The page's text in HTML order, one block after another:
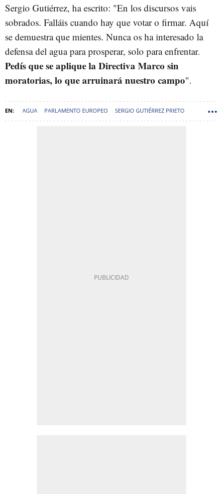
Sergio Gutiérrez, ha escrito: "En los discursos vais
sobrados. Falláis cuando hay que votar o firmar. Aquí
se demuestra que mientes. Nunca os ha interesado la
defensa del agua para prosperar, solo para enfrentar.
Pedís que se aplique la Directiva Marco sin
moratorias, lo que arruinará nuestro campo".
AGUA PARLAMENTO EUROPEO SERGIO GUTIÉRREZ PRIETO